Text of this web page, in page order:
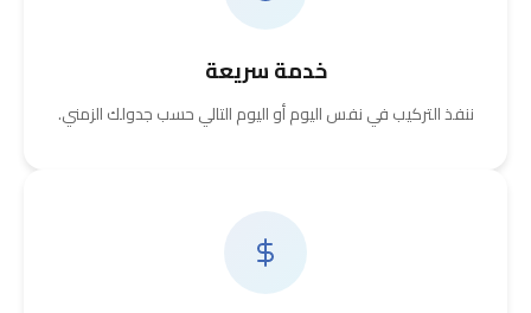
خدمة سريعة
ننفذ التركيب في نفس اليوم أو اليوم التالي حسب جدولك الزمني.